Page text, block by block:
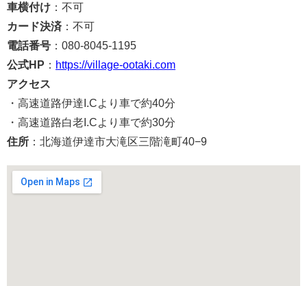
車横付け ：不可
カード決済 ：不可
電話番号 ：080-8045-1195
公式HP ： https://village-ootaki.com
アクセス
・高速道路伊達I.Cより車で約40分
・高速道路白老I.Cより車で約30分
住所 ：北海道伊達市大滝区三階滝町40−9